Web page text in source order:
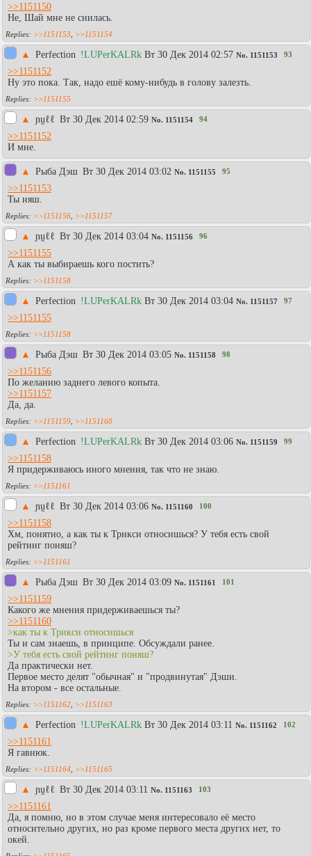
>>1151150
Не, Шай мне не снилась.
>>1151153 >>1151154
▲ Perfection !LUPerKALRk Вт 30 Дек 2014 02:57 No. 1151153 93
>>1151152
Ну это пока. Так, надо ешё кому-нибудь в голову залезть.
>>1151155
▲ ɲṵℓℓ Вт 30 Дек 2014 02:59 No. 1151154 94
>>1151152
И мне.
▲ Рыба Дэш Вт 30 Дек 2014 03:02 No. 1151155 95
>>1151153
Ты няш.
>>1151156 >>1151157
▲ ɲṵℓℓ Вт 30 Дек 2014 03:04 No. 1151156 96
>>1151155
А как ты выбираешь кого постить?
>>1151158
▲ Perfection !LUPerKALRk Вт 30 Дек 2014 03:04 No. 1151157 97
>>1151155
>>1151158
▲ Рыба Дэш Вт 30 Дек 2014 03:05 No. 1151158 98
>>1151156
По желанию заднего левого копыта.
>>1151157
Да, да.
>>1151159 >>1151160
▲ Perfection !LUPerKALRk Вт 30 Дек 2014 03:06 No. 1151159 99
>>1151158
Я придерживаюсь иного мнения, так что не знаю.
>>1151161
▲ ɲṵℓℓ Вт 30 Дек 2014 03:06 No. 1151160 100
>>1151158
Хм, понятно, а как ты к Трикси относишься? У тебя есть свой
рейтинг поняш?
>>1151161
▲ Рыба Дэш Вт 30 Дек 2014 03:09 No. 1151161 101
>>1151159
Какого же мнения придерживаешься ты?
>>1151160
>как ты к Трикси относишься
Ты и сам знаешь, в принципе. Обсуждали ранее.
>У тебя есть свой рейтинг поняш?
Да практически нет.
Первое место делят "обычная" и "продвинутая" Дэши.
На втором - все остальные.
>>1151162 >>1151163
▲ Perfection !LUPerKALRk Вт 30 Дек 2014 03:11 No. 1151162 102
>>1151161
Я гавнюк.
>>1151164 >>1151165
▲ ɲṵℓℓ Вт 30 Дек 2014 03:11 No. 1151163 103
>>1151161
Да, я помню, но в этом случае меня интересовало её место
относительно других, но раз кроме первого места других нет, то
окей.